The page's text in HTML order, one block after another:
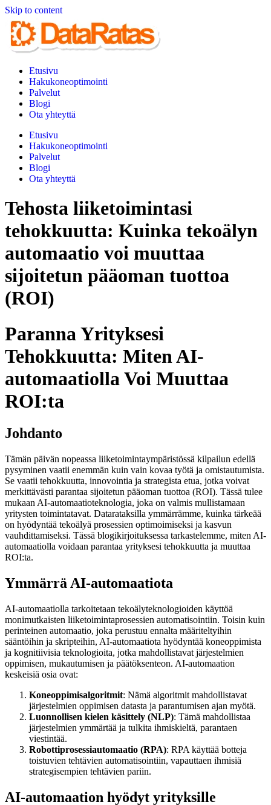
Skip to content
Etusivu
Hakukoneoptimointi
Palvelut
Blogi
Ota yhteyttä
Etusivu
Hakukoneoptimointi
Palvelut
Blogi
Ota yhteyttä
Tehosta liiketoimintasi
tehokkuutta: Kuinka tekoälyn
automaatio voi muuttaa
sijoitetun pääoman tuottoa
(ROI)
Paranna Yrityksesi
Tehokkuutta: Miten AI-
automaatiolla Voi Muuttaa
ROI:ta
Johdanto
Tämän päivän nopeassa liiketoimintaympäristössä kilpailun edellä
pysyminen vaatii enemmän kuin vain kovaa työtä ja omistautumista.
Se vaatii tehokkuutta, innovointia ja strategista etua, jotka voivat
merkittävästi parantaa sijoitetun pääoman tuottoa (ROI). Tässä tulee
mukaan AI-automaatioteknologia, joka on valmis mullistamaan
yritysten toimintatavat. Datarataksilla ymmärrämme, kuinka tärkeää
on hyödyntää tekoälyä prosessien optimoimiseksi ja kasvun
vauhdittamiseksi. Tässä blogikirjoituksessa tarkastelemme, miten AI-
automaatiolla voidaan parantaa yrityksesi tehokkuutta ja muuttaa
ROI:ta.
Ymmärrä AI-automaatiota
AI-automaatiolla tarkoitetaan tekoälyteknologioiden käyttöä
monimutkaisten liiketoimintaprosessien automatisointiin. Toisin kuin
perinteinen automaatio, joka perustuu ennalta määriteltyihin
sääntöihin ja skripteihin, AI-automaatiota hyödyntää koneoppimista
ja kognitiivisia teknologioita, jotka mahdollistavat järjestelmien
oppimisen, mukautumisen ja päätöksenteon. AI-automaation
keskeisiä osia ovat:
Koneoppimisalgoritmit: Nämä algoritmit mahdollistavat
järjestelmien oppimisen datasta ja parantumisen ajan myötä.
Luonnollisen kielen käsittely (NLP): Tämä mahdollistaa
järjestelmien ymmärtää ja tulkita ihmiskieltä, parantaen
viestintää.
Robottiprosessiautomaatio (RPA): RPA käyttää botteja
toistuvien tehtävien automatisointiin, vapauttaen ihmisiä
strategisempien tehtävien pariin.
AI-automaation hyödyt yrityksille